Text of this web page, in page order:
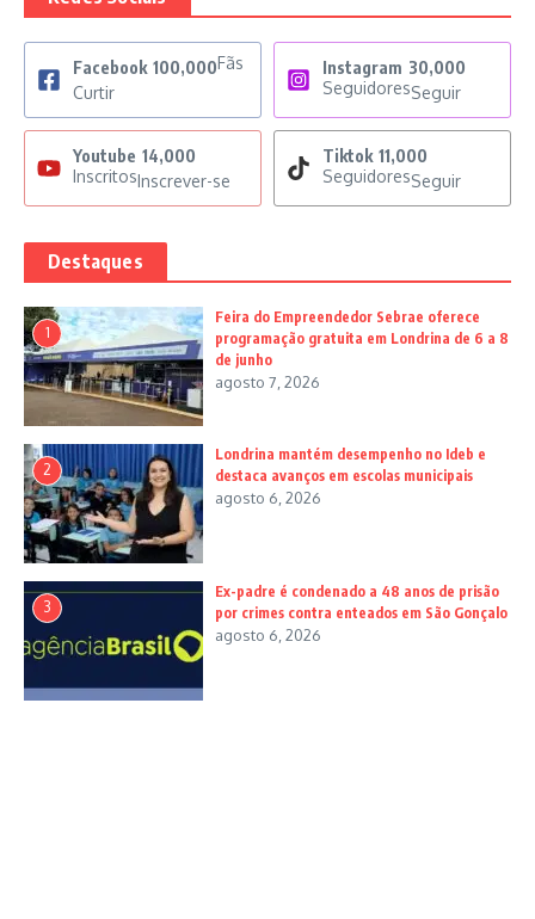
Facebook 100,000Fãs
Curtir
Instagram 30,000
SeguidoresSeguir
Youtube 14,000
InscritosInscrever-se
Tiktok 11,000
SeguidoresSeguir
Destaques
1
Feira do Empreendedor Sebrae oferece
programação gratuita em Londrina de 6 a 8
de junho
agosto 7, 2026
2
Londrina mantém desempenho no Ideb e
destaca avanços em escolas municipais
agosto 6, 2026
3
Ex-padre é condenado a 48 anos de prisão
por crimes contra enteados em São Gonçalo
agosto 6, 2026